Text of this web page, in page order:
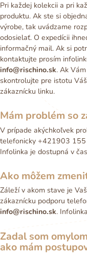
Pri každej kolekcii a pri
produktu. Ak ste si
výrobe, tak uvádzame
odosielať. O expedícii
informačný mail. Ak si
kontaktujte prosím
info@rischino.sk. Ak
skontrolujte pre istotu
zákaznícku linku.
Mám problém so
V prípade akýchkoľvek
telefonicky +421903
Infolinka je dostupná v
Ako môžem
Záleží v akom stave je
zákaznícku podporu
info@rischino.sk.
Zadal som
ako mám